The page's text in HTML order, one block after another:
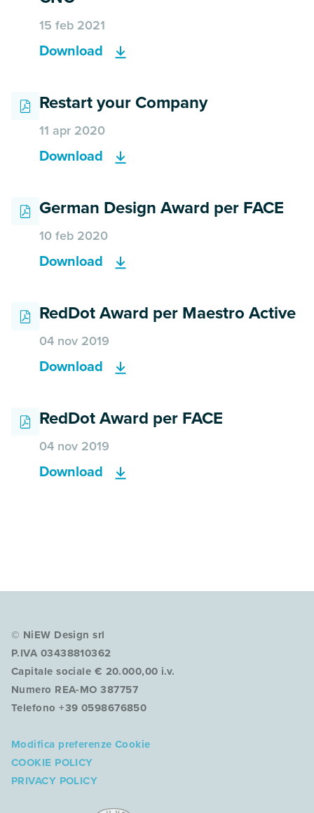
15 feb 2021
Download
Restart your Company
11 apr 2020
Download
German Design Award per FACE
10 feb 2020
Download
RedDot Award per Maestro Active
04 nov 2019
Download
RedDot Award per FACE
04 nov 2019
Download
© NiEW Design srl
P.IVA 03438810362
Capitale sociale € 20.000,00 i.v.
Numero REA-MO 387757
Telefono +39 0598676850
Modifica preferenze Cookie
COOKIE POLICY
PRIVACY POLICY